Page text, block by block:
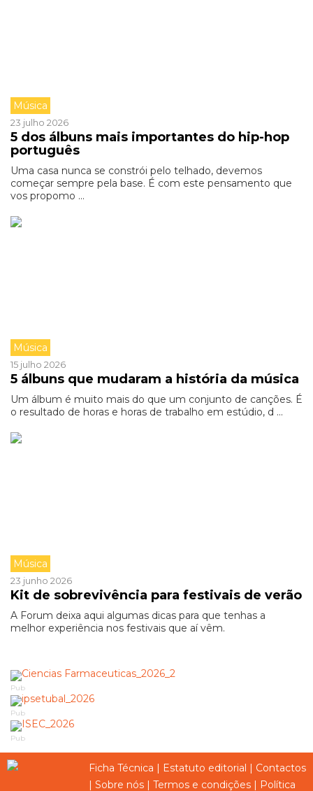
Música
23 julho 2026
5 dos álbuns mais importantes do hip-hop
português
Uma casa nunca se constrói pelo telhado, devemos
começar sempre pela base. É com este pensamento que
vos propomo ...
Música
15 julho 2026
5 álbuns que mudaram a história da música
Um álbum é muito mais do que um conjunto de canções. É
o resultado de horas e horas de trabalho em estúdio, d ...
Música
23 junho 2026
Kit de sobrevivência para festivais de verão
A Forum deixa aqui algumas dicas para que tenhas a
melhor experiência nos festivais que aí vêm.
Pub
Pub
Pub
Ficha Técnica | Estatuto editorial | Contactos
| Sobre nós | Termos e condições | Política